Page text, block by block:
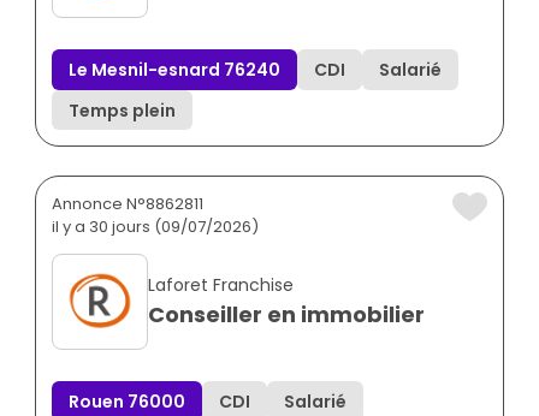
Le Mesnil-esnard 76240 CDI
Salarié
Temps plein
Annonce N°8862811
il y a 30 jours (09/07/2026)
Laforet Franchise
Conseiller en immobilier
Rouen 76000 CDI
Salarié